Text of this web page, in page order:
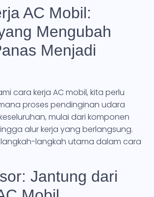
AC Mobil:
Mengubah
Menjadi
cara kerja AC mobil, kita perlu
proses pendinginan udara
mulai dari komponen
alur kerja yang berlangsung.
langkah utama dalam cara
Jantung dari